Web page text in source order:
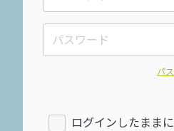
パ
ログインしたまま